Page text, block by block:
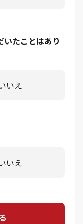
たことはあり
いえ
いえ